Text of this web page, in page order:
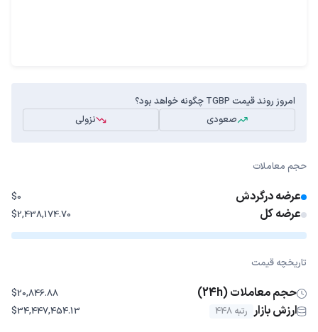
امروز روند قیمت TGBP چگونه خواهد بود؟
صعودی
نزولی
حجم معاملات
عرضه درگردش $0
عرضه کل $2,438,174.70
تاریخچه قیمت
حجم معاملات (24h) $20,846.88
ارزش بازار رتبه 448 $34,447,454.13